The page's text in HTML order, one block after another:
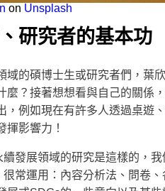
on Unsplash
研究者的基本功
域的碩博士生或研究者們，葉
麼？接著想想看與自己的關係
，例如現在有許多人透過桌遊
揮影響力！
發展領域的研究是這樣的，
常運用：內容分析法、問卷